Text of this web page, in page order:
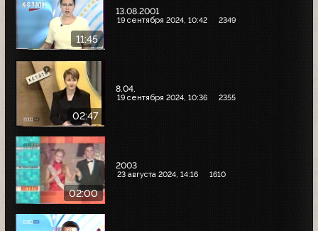
11:45
13.08.2001
19 сентября 2024, 10:42 2349
02:47
8.04.
19 сентября 2024, 10:36 2355
02:00
2003
23 августа 2024, 14:16 1610